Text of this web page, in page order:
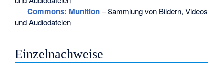
Commons: Munition– Sammlung von Bildern, Videos
und Audiodateien
Einzelnachweise